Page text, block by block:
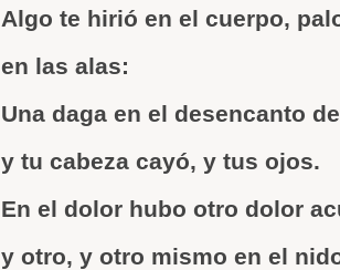
Algo te hirió en el cuerpo,
en las alas:
Una daga en el desencanto
y tu cabeza cayó, y tus ojos.
En el dolor hubo otro dolor
y otro, y otro mismo en el